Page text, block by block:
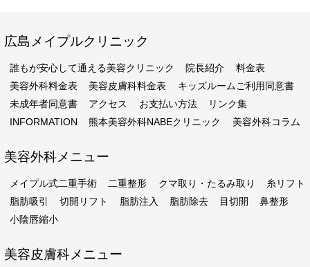
広島メイプルクリニック
誰もが安心して通える美容クリニック 院長紹介
料金表
美容外科料金表
美容皮膚科料金表
キッズルームご利用同意書
未成年者同意書
アクセス お支払い方法
リンク集
INFORMATION
熊本美容外科NABEクリニック 美容外科コラム
美容外科メニュー
メイプル式二重手術 二重整形 クマ取り・たるみ取り
糸リフト
脂肪吸引
切開リフト 脂肪注入 脂肪除去 目切開
鼻整形
小陰唇縮小
美容皮膚科メニュー